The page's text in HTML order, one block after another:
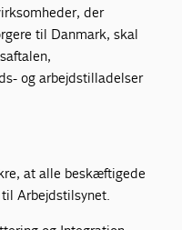
der
til Danmark, skal
og arbejdstilladelser
at alle beskæftigede
Arbejdstilsynet.